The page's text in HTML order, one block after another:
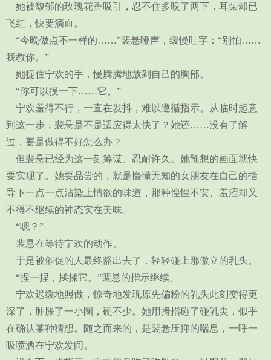
她被馥郁的玫瑰花香吸引，忍不住多嗅了两下，耳朵却已
飞红，快要滴血。
“今晚做点不一样的……”裴悬哑声，缓慢吐字：“别怕……
我教你。”
她捉住宁欢的手，慢腾腾地放到自己的胸部。
“你可以摸一下……它。”
宁欢羞得不行，一直在发抖，难以遵循指示。从临时起意
到这一步，裴悬是不是适应得太快了？她还……没有了解
过，要是做得不好怎么办？
但裴悬已经为这一刻筹谋、忍耐许久。她预想的画面就快
要实现了。她要品尝的，就是懵懂无知的女朋友在自己的指
导下一点一点沾染上情欲的味道，那种惶惶不安、羞涩却又
不得不继续的神态实在美味。
“嗯？”
裴悬在等待宁欢的动作。
于是被催促的人最终豁出去了，轻轻碰上那傲立的乳头。
“捏一捏，揉揉它。”裴悬的指示继续。
宁欢迟缓地照做，惊奇地发现原先偏粉的乳头此刻变得更
深了，肿胀了一小圈，硬不少。她用拇指碰了碰乳尖，似乎
在确认某种猜想。随之而来的，是裴悬压抑的喘息，一呼一
吸喷洒在宁欢发间。